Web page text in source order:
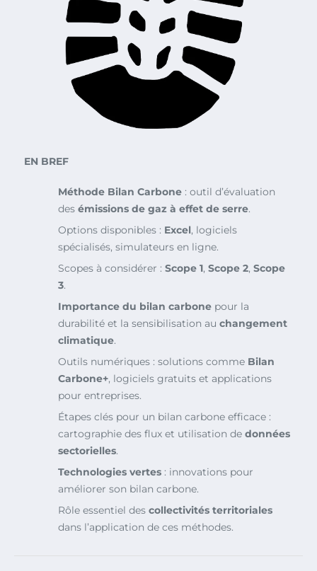
EN BREF
Méthode Bilan Carbone : outil d’évaluation
des émissions de gaz à effet de serre.
Options disponibles : Excel, logiciels
spécialisés, simulateurs en ligne.
Scopes à considérer : Scope 1, Scope 2, Scope
3.
Importance du bilan carbone pour la
durabilité et la sensibilisation au changement
climatique.
Outils numériques : solutions comme Bilan
Carbone+, logiciels gratuits et applications
pour entreprises.
Étapes clés pour un bilan carbone efficace :
cartographie des flux et utilisation de données
sectorielles.
Technologies vertes : innovations pour
améliorer son bilan carbone.
Rôle essentiel des collectivités territoriales
dans l’application de ces méthodes.